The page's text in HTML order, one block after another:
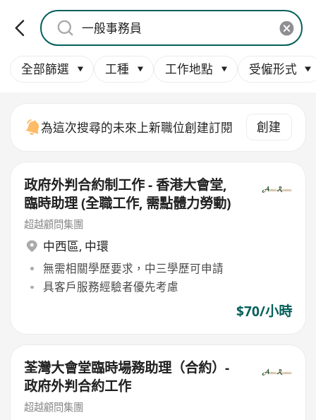
全部篩選 工種 工作地點 受僱形式
為這次搜尋的未來上新職位創建訂閱 創建
政府外判合約制工作 - 香港大會堂,
臨時助理 (全職工作, 需點體力勞動)
超越顧問集團
中西區, 中環
無需相關學歷要求，中三學歷可申請
具客戶服務經驗者優先考慮
$70/小時
荃灣大會堂臨時場務助理（合約）-
政府外判合約工作
超越顧問集團